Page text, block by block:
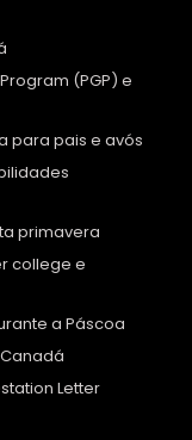
(PGP) e
para pais e avós
primavera
college e
a Páscoa
Letter